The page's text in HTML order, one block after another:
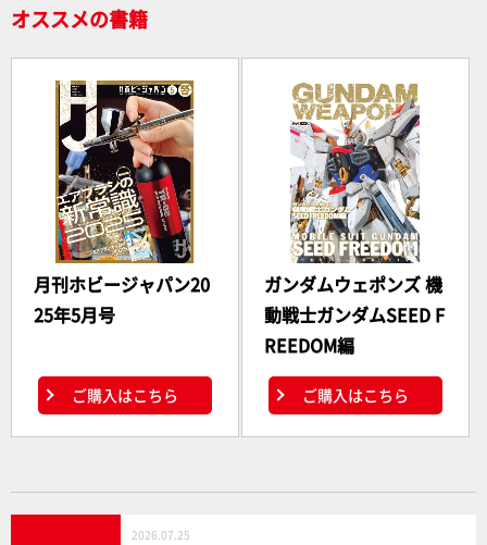
オススメの書籍
月刊ホビージャパン20
25年5月号
ご購入はこちら
ガンダムウェポンズ 機
動戦士ガンダムSEED F
REEDOM編
ご購入はこちら
2026.07.25